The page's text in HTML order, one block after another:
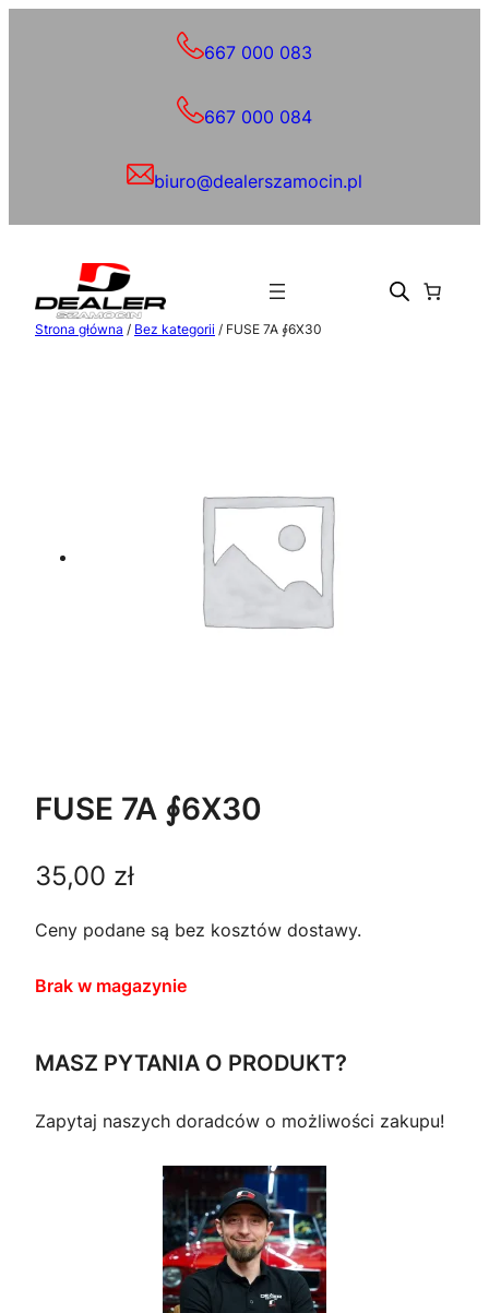
667 000 083
667 000 084
biuro@dealerszamocin.pl
Strona główna / Bez kategorii / FUSE 7A ∮6X30
FUSE 7A ∮6X30
35,00 zł
Ceny podane są bez kosztów dostawy.
Brak w magazynie
MASZ PYTANIA O PRODUKT?
Zapytaj naszych doradców o możliwości zakupu!